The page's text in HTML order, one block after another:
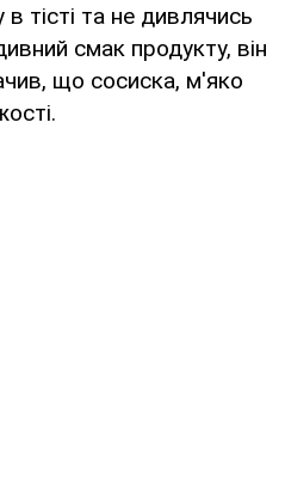
тісті та не дивлячись
смак продукту, він
що сосиска, м'яко